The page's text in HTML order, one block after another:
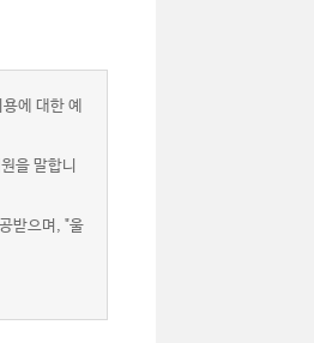
에 대한 예
을 말합니
받으며, "울